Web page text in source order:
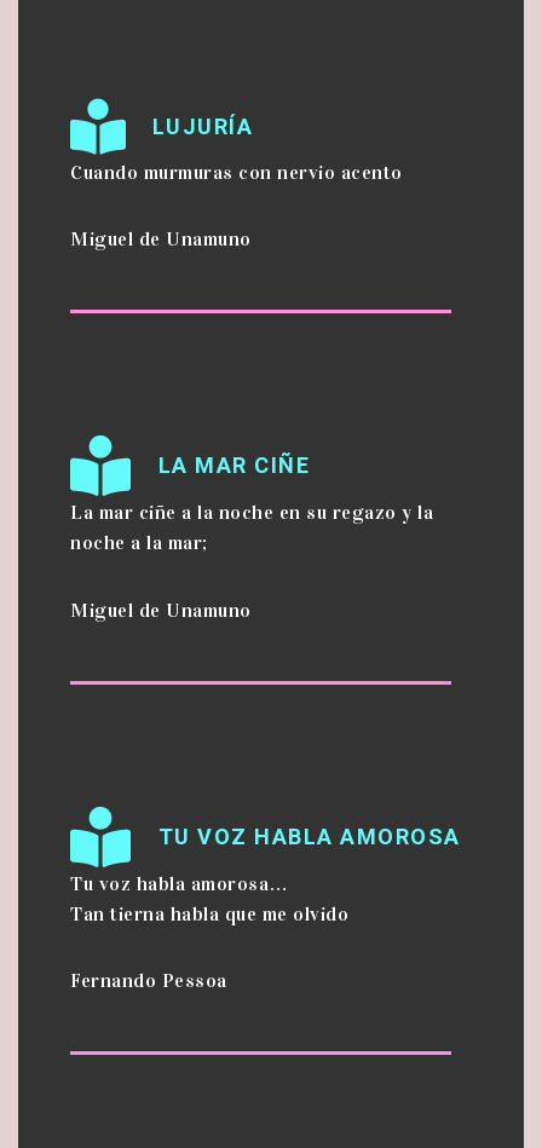
LUJURÍA
Cuando murmuras con nervio acento
Miguel de Unamuno
LA MAR CIÑE
La mar ciñe a la noche en su regazo y la
noche a la mar;
Miguel de Unamuno
TU VOZ HABLA AMOROSA
Tu voz habla amorosa…
Tan tierna habla que me olvido
Fernando Pessoa